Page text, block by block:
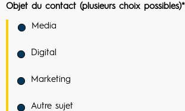
Objet du contact (plusieurs choix possibles)*
Media
Digital
Marketing
Autre sujet